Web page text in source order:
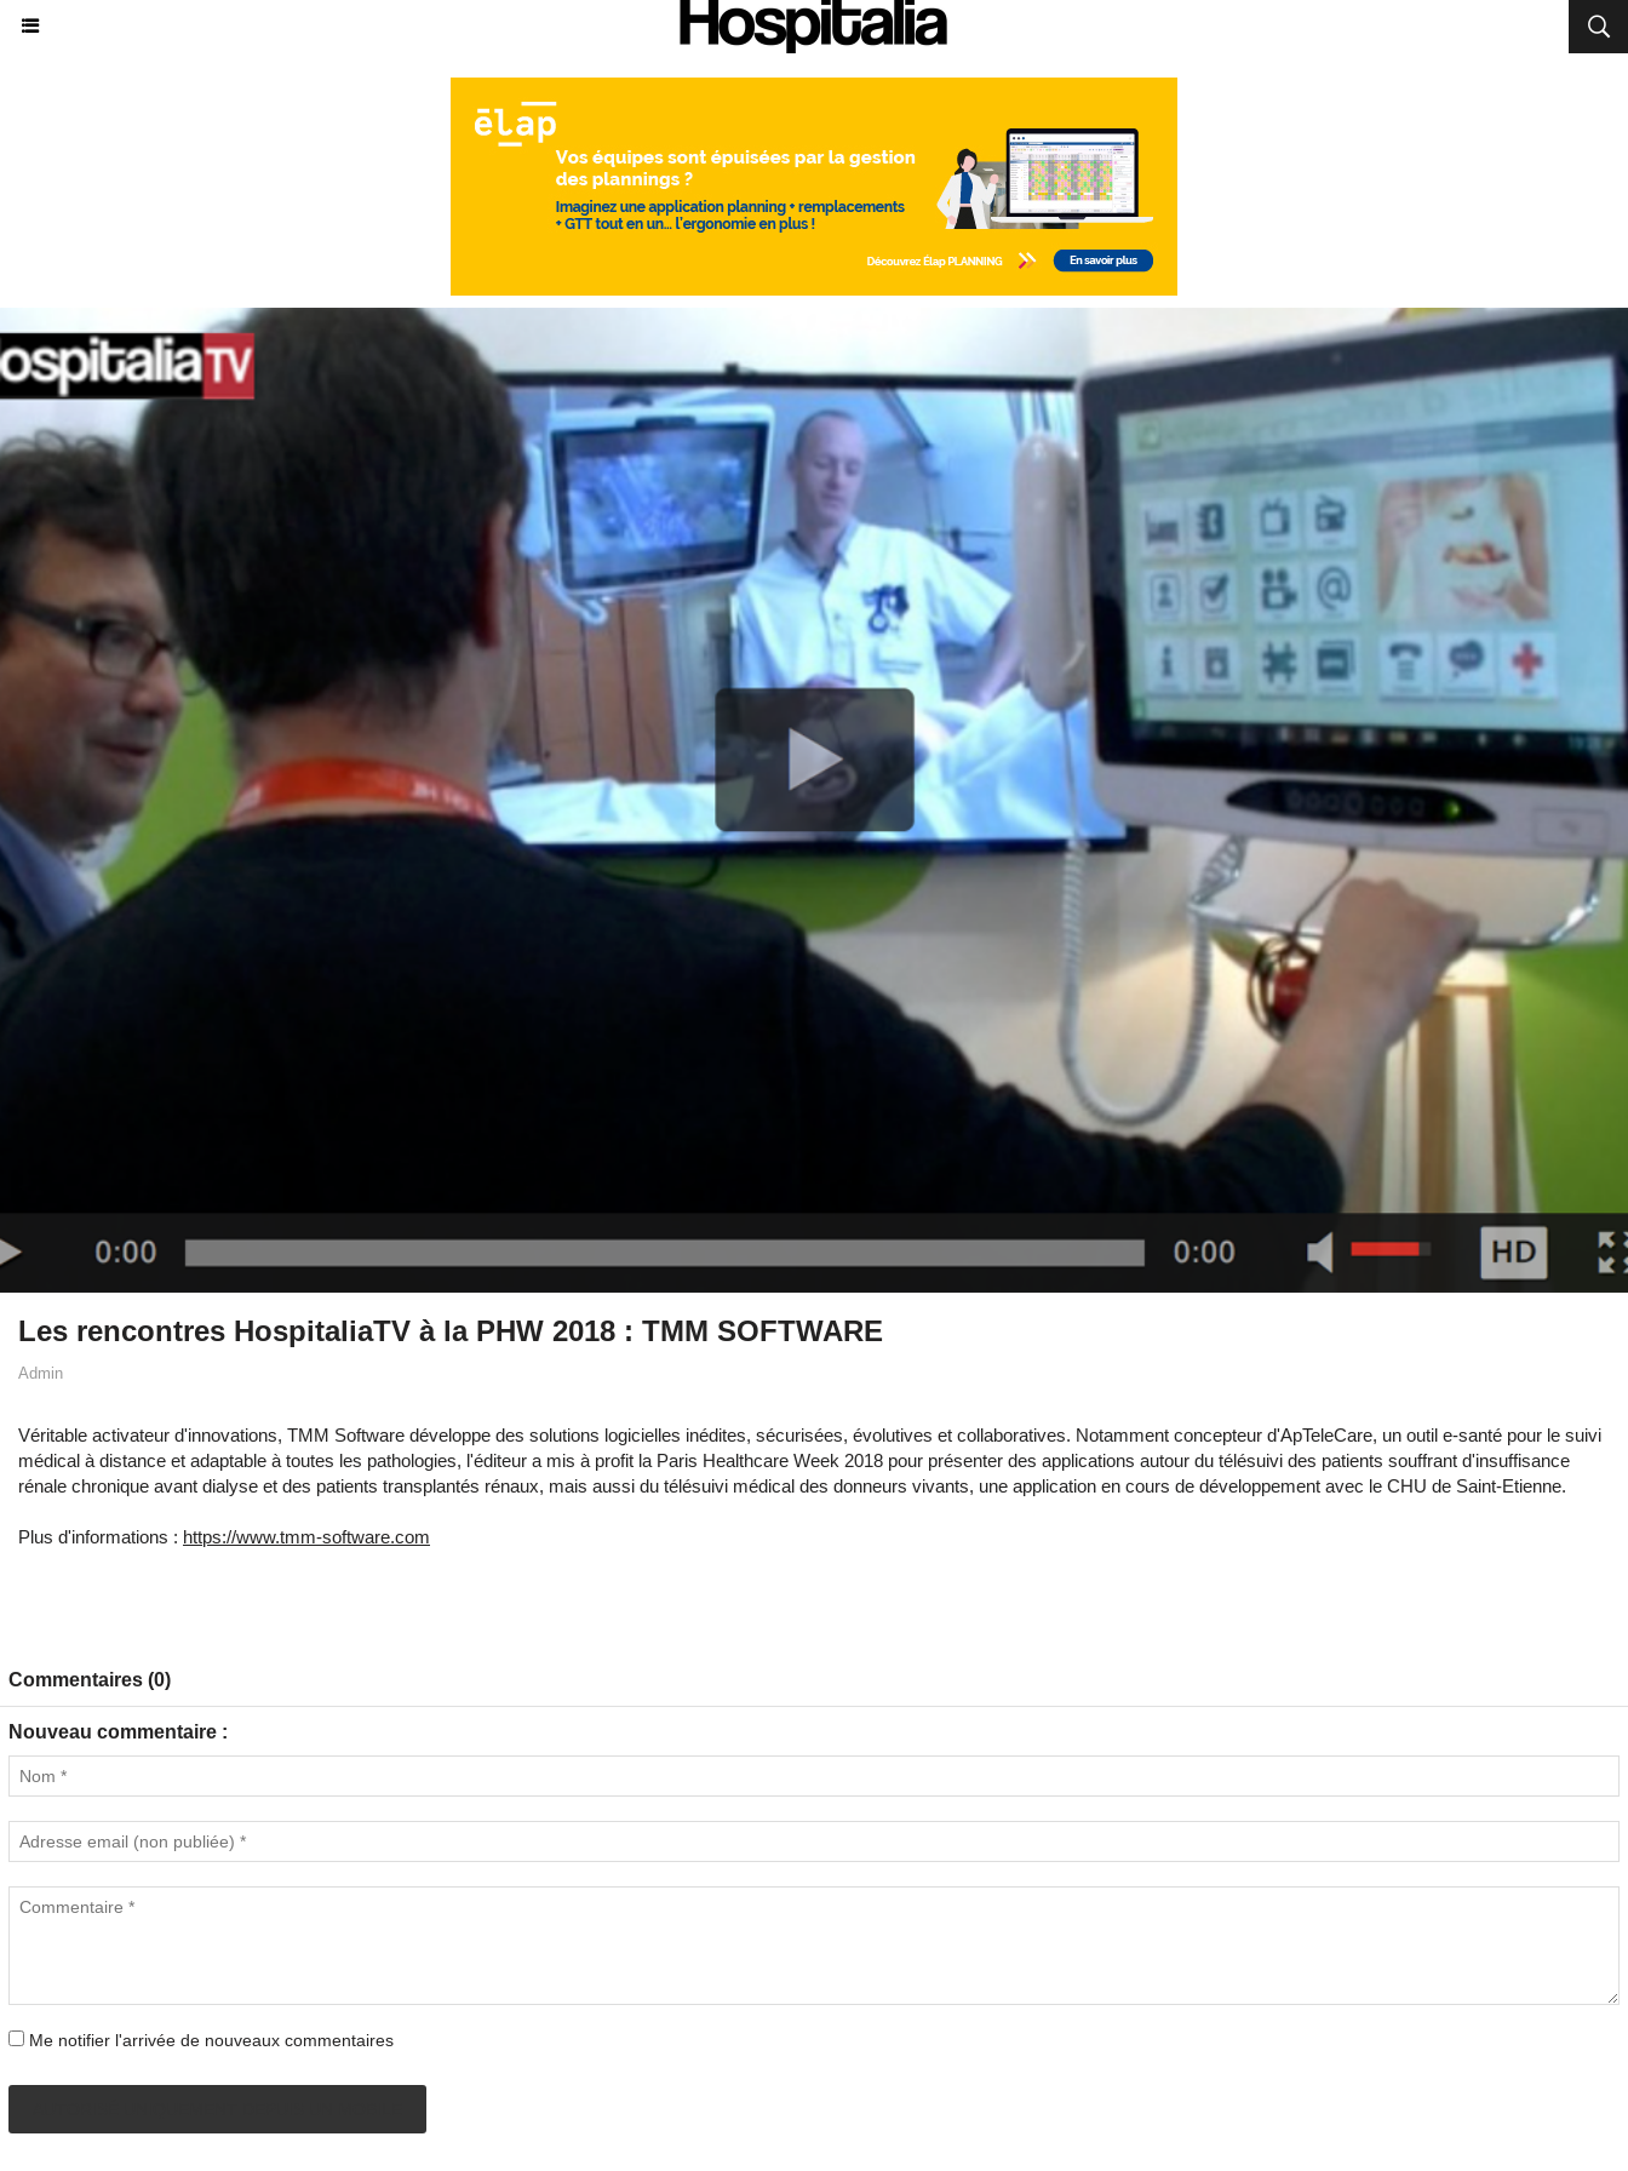
Les rencontres HospitaliaTV à la PHW 2018 : TMM SOFTWARE
Admin
Véritable activateur d'innovations, TMM Software développe des solutions logicielles inédites, sécurisées, évolutives et collaboratives. Notamment concepteur d'ApTeleCare, un outil e-santé pour le suivi
médical à distance et adaptable à toutes les pathologies, l'éditeur a mis à profit la Paris Healthcare Week 2018 pour présenter des applications autour du télésuivi des patients souffrant d'insuffisance
rénale chronique avant dialyse et des patients transplantés rénaux, mais aussi du télésuivi médical des donneurs vivants, une application en cours de développement avec le CHU de Saint-Etienne.
Plus d'informations : https://www.tmm-software.com
Commentaires (0)
Nouveau commentaire :
Me notifier l'arrivée de nouveaux commentaires